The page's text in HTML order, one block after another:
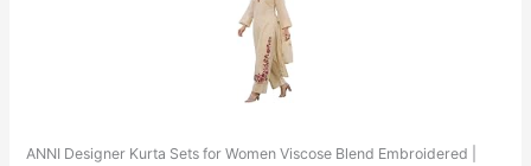
ANNI Designer Kurta Sets for Women Viscose Blend Embroidered |